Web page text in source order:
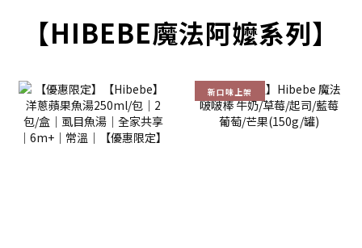
【HIBEBE魔法阿嬤系列】
新口味上架